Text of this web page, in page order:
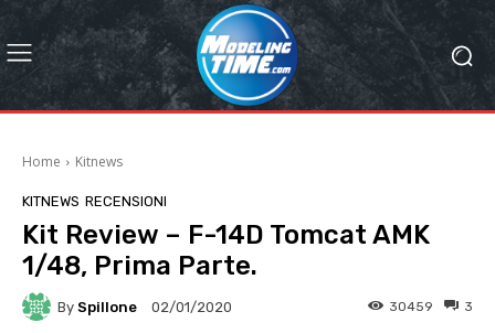
Home Kitnews
KITNEWS RECENSIONI
Kit Review – F-14D Tomcat AMK
1/48, Prima Parte.
By Spillone 02/01/2020 3
30459